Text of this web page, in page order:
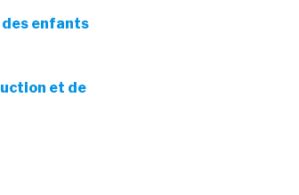
des enfants
et de